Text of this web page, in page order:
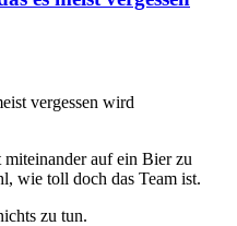
vergessen wird
auf ein Bier zu
wie toll doch das Team ist.
zu tun.